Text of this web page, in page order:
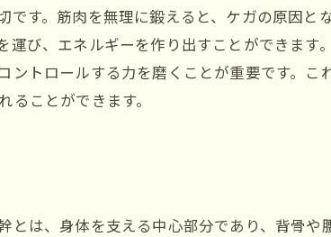
す。筋肉を無理に鍛えると、ケガの原因と
び、エネルギーを作り出すことができます。
トロールする力を磨くことが重要です。こ
ことができます。
とは、身体を支える中心部分であり、背骨や